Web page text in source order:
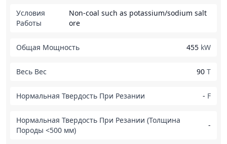
Условия
Работы
Non-coal such as potassium/sodium salt
ore
Общая Мощность 455 kW
Весь Вес 90 T
Нормальная Твердость При Резании - F
Нормальная Твердость При Резании (Толщина
Породы <500 мм)
-